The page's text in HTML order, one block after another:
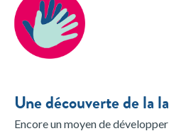
Une découverte de la
Encore un moyen de